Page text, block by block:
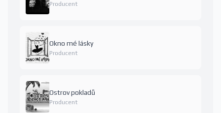
Producent
Okno mé lásky
Producent
Ostrov pokladů
Producent